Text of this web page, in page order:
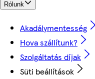
Rólunk
Akadálymentesség
Hova szállítunk?
Szolgáltatás díjak
Süti beállítások